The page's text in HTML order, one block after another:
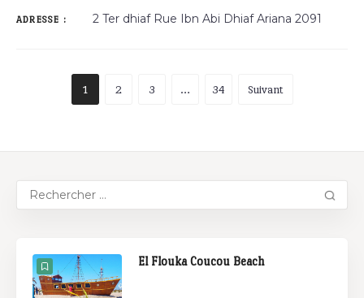
ADRESSE : 2 Ter dhiaf Rue Ibn Abi Dhiaf Ariana 2091
1 2 3 … 34 Suivant
El Flouka Coucou Beach